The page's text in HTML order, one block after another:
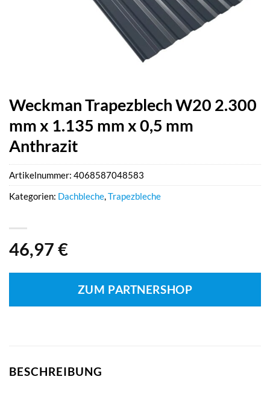
Weckman Trapezblech W20 2.300
mm x 1.135 mm x 0,5 mm
Anthrazit
46,97 €
ZUM PARTNERSHOP
Artikelnummer: 4068587048583
Kategorien: Dachbleche,Trapezbleche
BESCHREIBUNG